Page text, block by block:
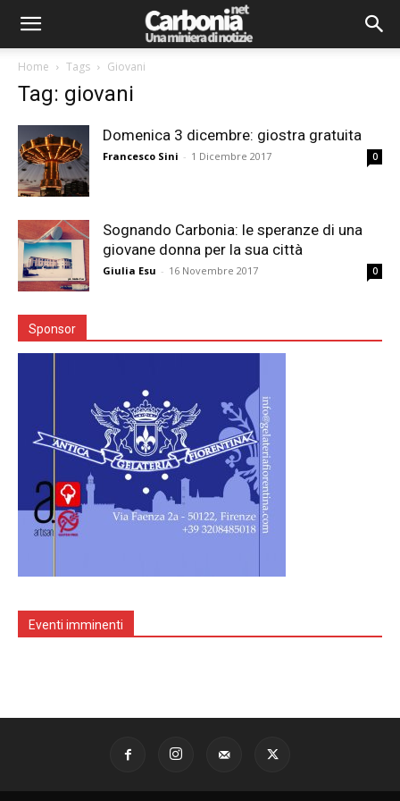
Home Tags Giovani
Tag: giovani
Domenica 3 dicembre: giostra gratuita
Francesco Sini - 1 Dicembre 2017 0
Sognando Carbonia: le speranze di una
giovane donna per la sua città
Giulia Esu - 16 Novembre 2017 0
Sponsor
Eventi imminenti